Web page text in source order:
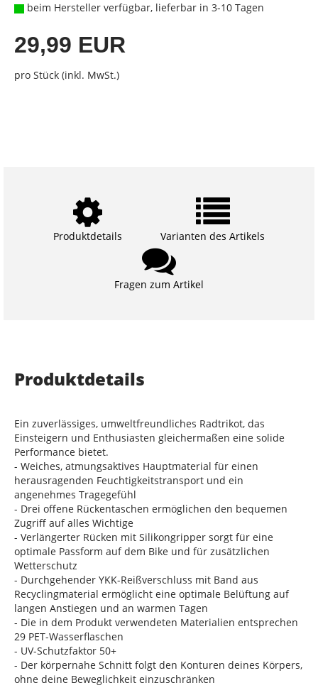
beim Hersteller verfügbar, lieferbar in 3-10 Tagen
29,99 EUR
pro Stück (inkl. MwSt.)
Produktdetails Varianten des Artikels
Fragen zum Artikel
Produktdetails
Ein zuverlässiges, umweltfreundliches Radtrikot, das
Einsteigern und Enthusiasten gleichermaßen eine solide
Performance bietet.
- Weiches, atmungsaktives Hauptmaterial für einen
herausragenden Feuchtigkeitstransport und ein
angenehmes Tragegefühl
- Drei offene Rückentaschen ermöglichen den bequemen
Zugriff auf alles Wichtige
- Verlängerter Rücken mit Silikongripper sorgt für eine
optimale Passform auf dem Bike und für zusätzlichen
Wetterschutz
- Durchgehender YKK-Reißverschluss mit Band aus
Recyclingmaterial ermöglicht eine optimale Belüftung auf
langen Anstiegen und an warmen Tagen
- Die in dem Produkt verwendeten Materialien entsprechen
29 PET-Wasserflaschen
- UV-Schutzfaktor 50+
- Der körpernahe Schnitt folgt den Konturen deines Körpers,
ohne deine Beweglichkeit einzuschränken